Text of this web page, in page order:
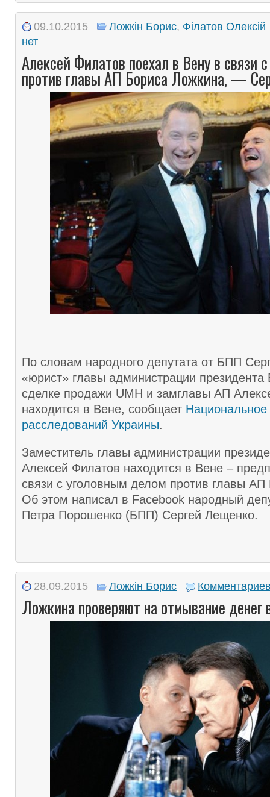
09.10.2015 Ложкін Борис, Філатов Олексій
нет
Алексей Филатов поехал в Вену в связи
против главы АП Бориса Ложкина, —
По словам народного депутата от БПП
«юрист» главы администрации
сделке продажи UMH и замглавы АП
находится в Вене, сообщает
расследований Украины.
Заместитель главы администрации
Алексей Филатов находится в Вене –
связи с уголовным делом против главы
Об этом написал в Facebook народный
Петра Порошенко (БПП) Сергей Лещенко.
28.09.2015 Ложкін Борис
Ложкина проверяют на отмывание денег